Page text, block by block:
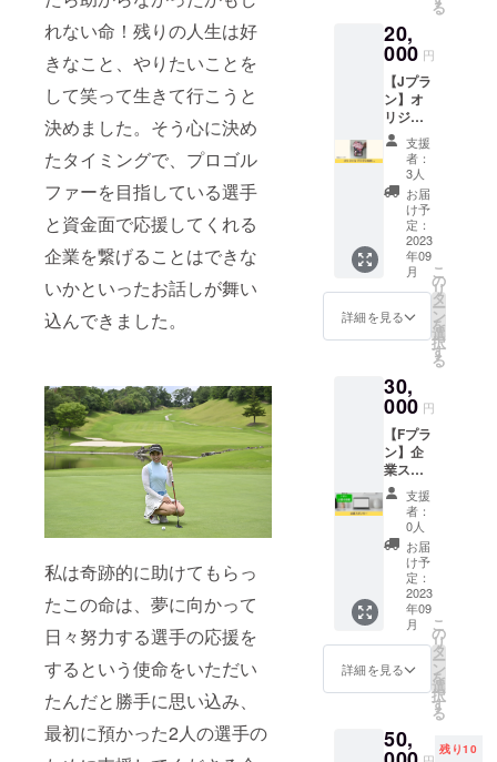
れない命！残りの人生は好
きなこと、やりたいことを
して笑って生きて行こうと
決めました。そう心に決め
たタイミングで、プロゴル
ファーを目指している選手
と資金面で応援してくれる
企業を繋げることはできな
いかといったお話しが舞い
込んできました。
私は奇跡的に助けてもらっ
たこの命は、夢に向かって
日々努力する選手の応援を
するという使命をいただい
たんだと勝手に思い込み、
最初に預かった2人の選手の
100個）
・商品
サイズ
（直径
40mm
くら
い） ・
素材
（プラ
スチッ
ク） ・
デザイ
ン（１
パター
ン） ・
カラー
色パ
ター
掲載す
るお名
考欄に
ご記入
くださ
い。 ※
ニック
ネーム
でのご
参加も
できま
す。 ※
掲載期
間は
2023年
9月から
1年間で
のプロ
ジェク
トで
は、ゴ
ルフ場
の保護
やマ
ナーも
推進し
ていま
す。 ス
マート
なゴル
ファー
には必
須のア
イテム
ル（オ
リジナ
袋） ・
セット
内容
（オリ
ジナル
砂袋＋
スコッ
プ） ・
数量
（限定
10セッ
ト） ・
商品サ
イズ
（20cm
＋40cm
い） ・
る
20,
000 円
【Jプラ
ン】オ
リジナ
ル デジ
タル名
刺（１
枚） ア
プリ不
要！ス
マホに
かざす
だけ！
・Suica
などの
ICカー
スマー
トフォ
ンをか
ざして
情報を
読み取
りま
す。 1
回作れ
ばずっ
と使え
ます！
・URL
はいつ
でも、
何度で
も変更
フィー
ル写
支援
者：
3人
お届
け予
定：
2023
年09
月
詳細を見る
こ
の
リ
タ
ー
ン
を
選
択
す
る
30,
000 円
【Fプラ
ン】企
業スポ
ン
サー
ggg公式
サイト
に企業
名を掲
プロ
ジェク
ト「目
指せ女
子プロ
！支援
プロ
支援
者：
0人
お届
け予
定：
2023
年09
月
詳細を見る
こ
の
リ
タ
ー
ン
を
選
択
す
る
50, 残り10